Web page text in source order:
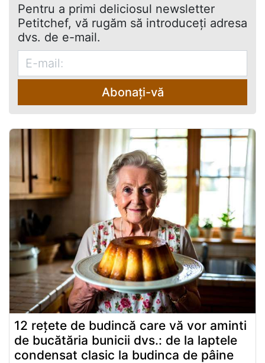
Pentru a primi deliciosul newsletter
Petitchef, vă rugăm să introduceţi adresa
dvs. de e-mail.
Abonați-vă
12 rețete de budincă care vă vor aminti
de bucătăria bunicii dvs.: de la laptele
condensat clasic la budinca de pâine